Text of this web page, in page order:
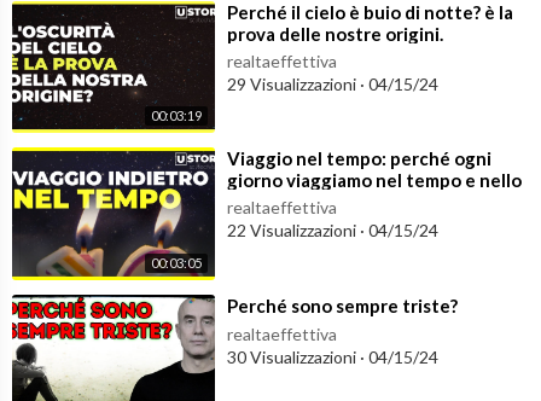
00:03:19
⁣Perché il cielo è buio di notte? è la
prova delle nostre origini.
realtaeffettiva
29 Visualizzazioni · 04/15/24
00:03:05
⁣Viaggio nel tempo: perché ogni
giorno viaggiamo nel tempo e nello
spazio?
realtaeffettiva
22 Visualizzazioni · 04/15/24
⁣Perché sono sempre triste?
realtaeffettiva
30 Visualizzazioni · 04/15/24